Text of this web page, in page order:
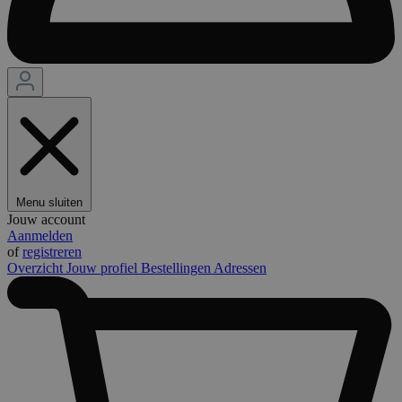
Menu sluiten
Jouw account
Aanmelden
ofregistreren
Overzicht Jouw profiel Bestellingen Adressen